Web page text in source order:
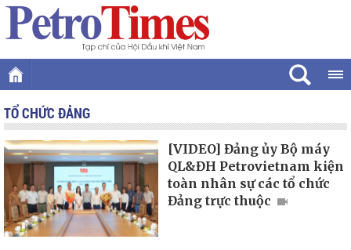
TỔ CHỨC ĐẢNG
[VIDEO] Đảng ủy Bộ máy
QL&ĐH Petrovietnam kiện
toàn nhân sự các tổ chức
Đảng trực thuộc